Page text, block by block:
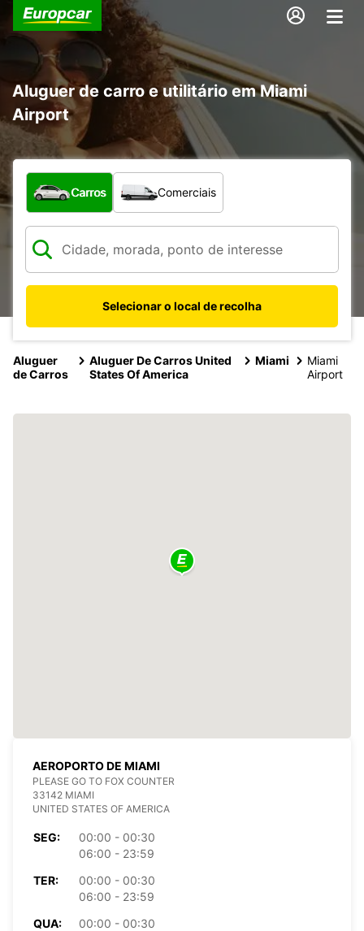
Aluguer de carro e utilitário em Miami
Airport
Que tipo de veículo pretende?
Carros Comerciais
Selecionar o local de recolha
Aluguer
de Carros
Aluguer De Carros United
States Of America
Miami
Miami
Airport
AEROPORTO DE MIAMI
PLEASE GO TO FOX COUNTER
33142 MIAMI
UNITED STATES OF AMERICA
SEG:
00:00 - 00:30
06:00 - 23:59
TER:
00:00 - 00:30
06:00 - 23:59
QUA:
00:00 - 00:30